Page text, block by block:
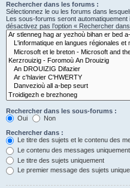
Rechercher dans les forums :
Sélectionnez le ou les forums dans
Les sous-forums seront
désactivez pas l’option « Rechercher
Rechercher dans les sous-forums :
Oui
Non
Rechercher dans :
Le titre des sujets et le contenu des
Le contenu des messages uniquement
Le titre des sujets uniquement
Le premier message des sujets